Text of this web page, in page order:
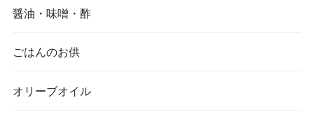
醤油・味噌・酢
ごはんのお供
オリーブオイル